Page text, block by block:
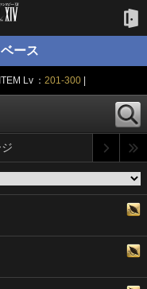
ース
| ITEM Lv ：201-300